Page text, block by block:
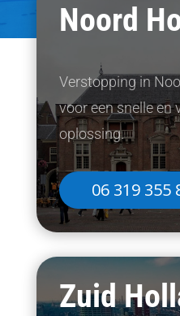
Noord
Verstopping in
voor een snelle en
oplossing.
06 319 355
Zuid